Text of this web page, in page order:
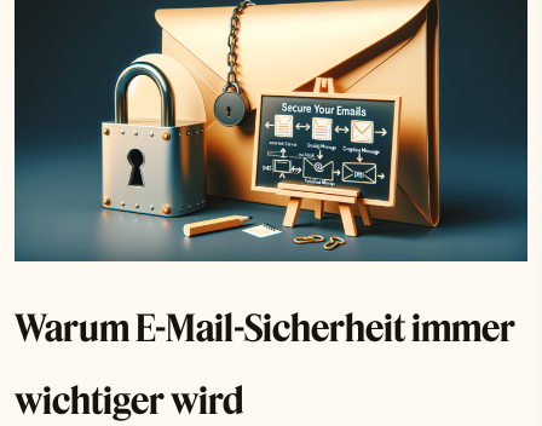
Warum E-Mail-Sicherheit immer
wichtiger wird